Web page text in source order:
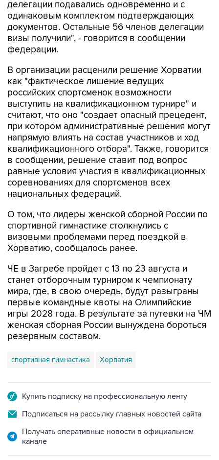
делегации подавались одновременно и с
одинаковым комплектом подтверждающих
документов. Остальные 56 членов делегации
визы получили", - говорится в сообщении
федерации.
В организации расценили решение Хорватии
как "фактическое лишение ведущих
российских спортсменок возможности
выступить на квалификационном турнире" и
считают, что оно "создает опасный прецедент,
при котором административные решения могут
напрямую влиять на состав участников и ход
квалификационного отбора". Также, говорится
в сообщении, решение ставит под вопрос
равные условия участия в квалификационных
соревнованиях для спортсменов всех
национальных федераций.
О том, что лидеры женской сборной России по
спортивной гимнастике столкнулись с
визовыми проблемами перед поездкой в
Хорватию, сообщалось ранее.
ЧЕ в Загребе пройдет с 13 по 23 августа и
станет отборочным турниром к чемпионату
мира, где, в свою очередь, будут разыграны
первые командные квоты на Олимпийские
игры 2028 года. В результате за путевки на ЧМ
женская сборная России вынуждена бороться
резервным составом.
спортивная гимнастика Хорватия
Купить подписку на профессиональную ленту
Подписаться на рассылку главных новостей сайта
Получать оперативные новости в официальном
канале